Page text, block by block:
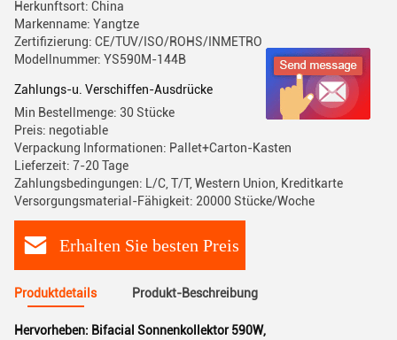
Herkunftsort: China
Markenname: Yangtze
Zertifizierung: CE/TUV/ISO/ROHS/INMETRO
Modellnummer: YS590M-144B
Zahlungs-u. Verschiffen-Ausdrücke
Min Bestellmenge: 30 Stücke
Preis: negotiable
Verpackung Informationen: Pallet+Carton-Kasten
Lieferzeit: 7-20 Tage
Zahlungsbedingungen: L/C, T/T, Western Union, Kreditkarte
Versorgungsmaterial-Fähigkeit: 20000 Stücke/Woche
Erhalten Sie besten Preis
Produktdetails Produkt-Beschreibung
Hervorheben: Bifacial Sonnenkollektor 590W,